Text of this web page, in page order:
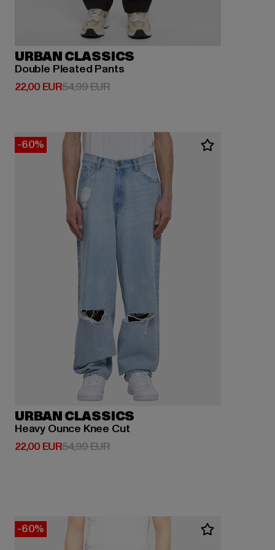
URBAN CLASSICS
Double Pleated Pants
22,00 EUR
Derzeitiger Preis: 22,00 EUR
54,99 EURAktionspreis: 54,99 EUR
-60%
URBAN CLASSICS
Heavy Ounce Knee Cut
22,00 EUR
Derzeitiger Preis: 22,00 EUR
54,99 EURAktionspreis: 54,99 EUR
-60%